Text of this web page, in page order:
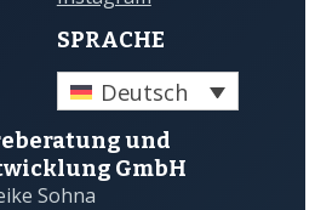
SPRACHE
Deutsch
und
GmbH
Sohna